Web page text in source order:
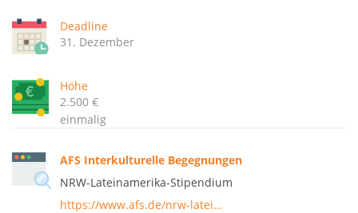
Deadline
31. Dezember
Höhe
2.500 €
einmalig
AFS Interkulturelle Begegnungen
NRW-Lateinamerika-Stipendium
https://www.afs.de/nrw-latei…